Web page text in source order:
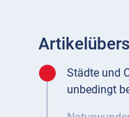
Städte und
unbedingt